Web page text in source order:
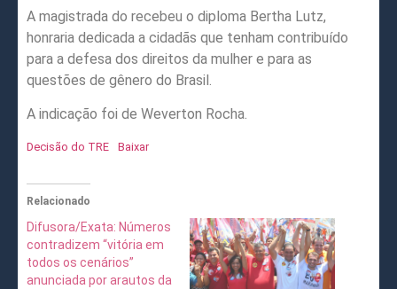
A magistrada do recebeu o diploma Bertha Lutz,
honraria dedicada a cidadãs que tenham contribuído
para a defesa dos direitos da mulher e para as
questões de gênero do Brasil.
A indicação foi de Weverton Rocha.
Decisão do TRE Baixar
Relacionado
Difusora/Exata: Números
contradizem “vitória em
todos os cenários”
anunciada por arautos da